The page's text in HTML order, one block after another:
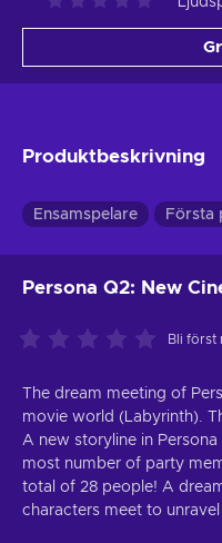
Produktbeskrivning
Ensamspelare Första
Persona Q2: New
Bli först
The dream meeting of
movie world (Labyrinth).
A new storyline in
most number of party
total of 28 people! A
characters meet to